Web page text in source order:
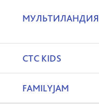
МУЛЬТИЛАНДИЯ
СТС KIDS
FAMILYJAM